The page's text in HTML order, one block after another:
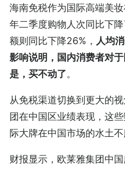
海南免税作为国际高端美
年二季度购物人次同比下
额则同比下降26%， 人均
影响说明，国内消费者对
是，买不动了。
从免税渠道切换到更大的
团在中国区业绩表现，这
际大牌在中国市场的水土不
财报显示，欧莱雅集团中